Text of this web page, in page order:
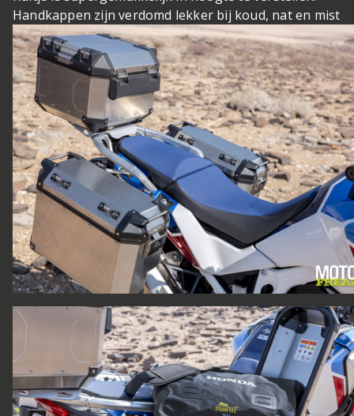
Handkappen zijn verdomd lekker bij koud, nat en mist